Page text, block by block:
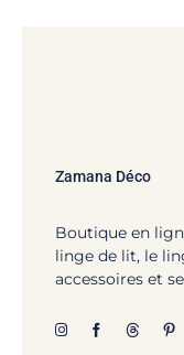
Zamana Déco
Boutique en
linge de lit, le
accessoires et